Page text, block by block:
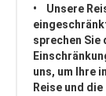
• Unsere
sprechen Sie
uns, um Ihre
Reise und